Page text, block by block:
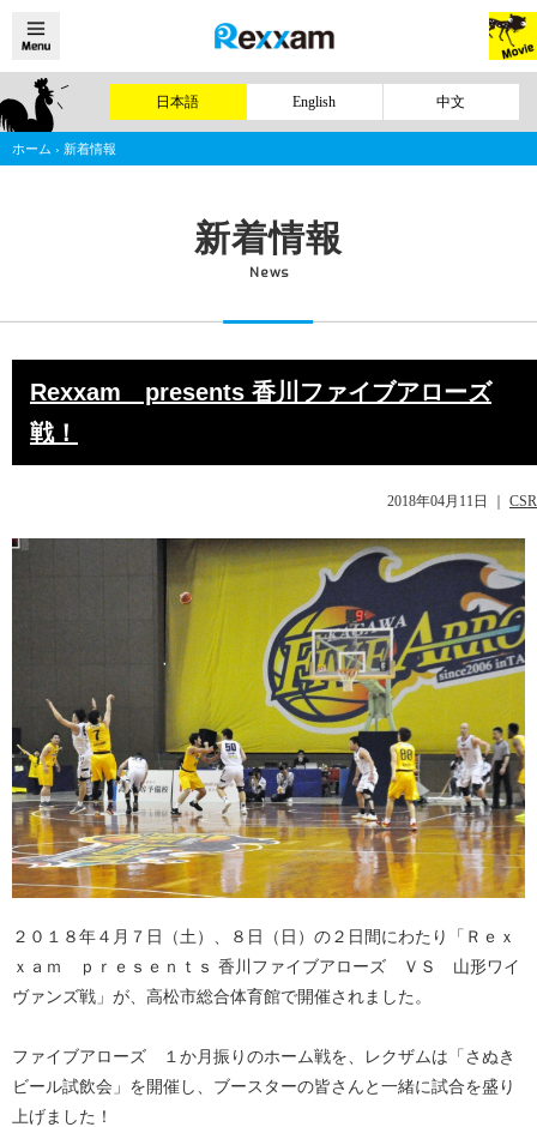
日本語 English 中文
ホーム › 新着情報
新着情報
News
Rexxam presents 香川ファイブアローズ
戦！
2018年04月11日 CSR
２０１８年４月７日（土）、８日（日）の２日間にわたり「Ｒｅｘ
ｘａｍ ｐｒｅｓｅｎｔｓ 香川ファイブアローズ ＶＳ 山形ワイ
ヴァンズ戦」が、高松市総合体育館で開催されました。
ファイブアローズ １か月振りのホーム戦を、レクザムは「さぬき
ビール試飲会」を開催し、ブースターの皆さんと一緒に試合を盛り
上げました！